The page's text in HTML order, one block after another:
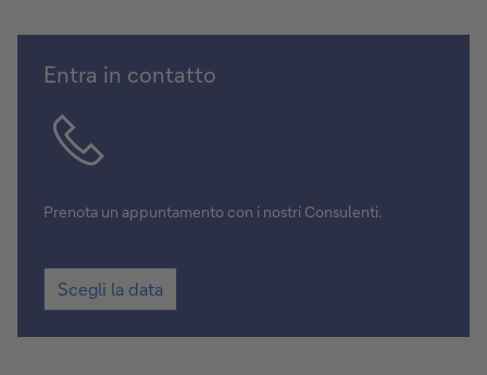
Scegli
la
data
Entra in contatto
Prenota un appuntamento con i nostri Consulenti.
Scegli
la
data
Scegli la data